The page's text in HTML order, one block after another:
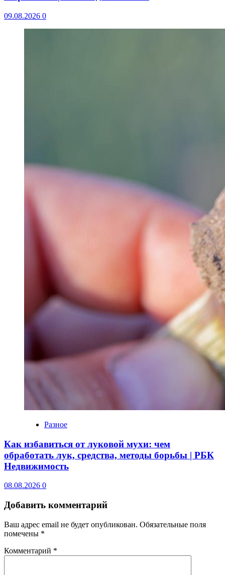
09.08.2026 0
Разное
Как избавиться от луковой мухи: чем
обработать лук, средства, методы борьбы | РБК
Недвижимость
08.08.2026 0
Добавить комментарий
Ваш адрес email не будет опубликован. Обязательные поля
помечены *
Комментарий *